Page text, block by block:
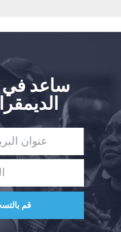
الصفحة
Shop
the Courts
العمل
الإجراء
تبرع
ساعد في